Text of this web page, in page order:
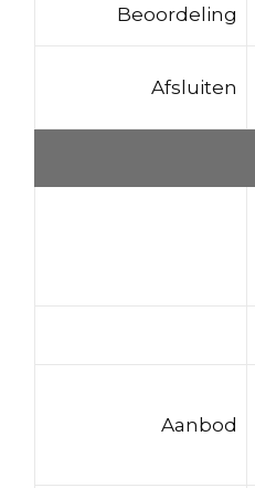
Beoordeling
Afsluiten
Aanbod